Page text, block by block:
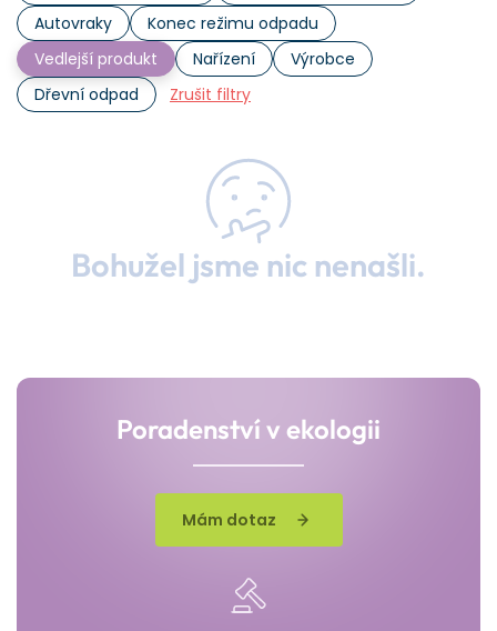
Autovraky
Konec režimu odpadu
Vedlejší produkt
Nařízení
Výrobce
Dřevní odpad
Zrušit filtry
Bohužel jsme nic nenašli.
Poradenství v ekologii
Mám dotaz